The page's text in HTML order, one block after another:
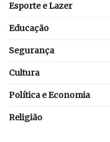
Esporte e Lazer
Educação
Segurança
Cultura
Política e Economia
Religião